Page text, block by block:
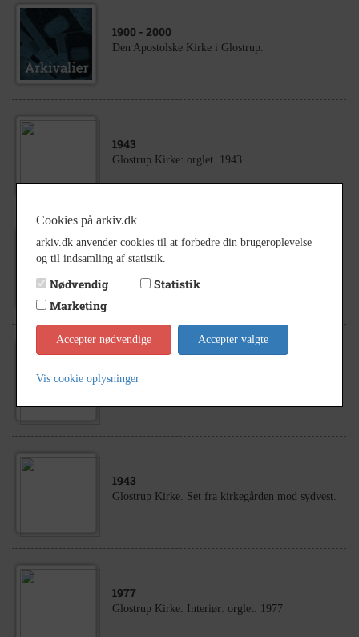
1900 - 2000
Den Apostolske Kirke i Glostrup.
1943
Glostrup Kirke: orglet. 1943
1959
Glostrup Kirke. Inden tilbygning af dåbsværelset.
1943
Glostrup Kirke. Set fra kirkegården mod sydvest.
1977
Glostrup Kirke. Interiør: orglet. 1977
Cookies på arkiv.dk
arkiv.dk anvender cookies til at forbedre din brugeroplevelse
og til indsamling af statistik.
Nødvendig
Statistik
Marketing
Accepter nødvendige Accepter valgte
Vis cookie oplysninger